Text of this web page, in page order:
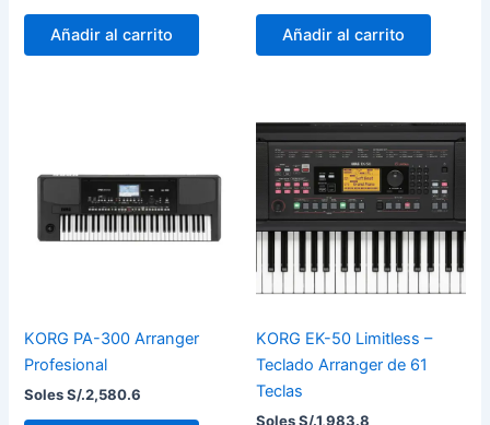
Añadir al carrito Añadir al carrito
KORG PA-300 Arranger
Profesional
Soles S/.2,580.6
KORG EK-50 Limitless –
Teclado Arranger de 61
Teclas
Soles S/.1,983.8